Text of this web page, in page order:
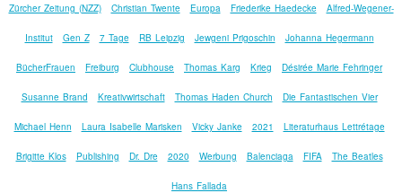
Zürcher Zeitung (NZZ) Christian Twente Europa Friederike Haedecke Alfred-Wegener-
Institut Gen Z 7 Tage RB Leipzig Jewgeni Prigoschin Johanna Hegermann
BücherFrauen Freiburg Clubhouse Thomas Karg Krieg Désirée Marie Fehringer
Susanne Brand Kreativwirtschaft Thomas Haden Church Die Fantastischen Vier
Michael Henn Laura Isabelle Marisken Vicky Janke 2021 Literaturhaus Lettrétage
Brigitte Klos Publishing Dr. Dre 2020 Werbung Balenciaga FIFA The Beatles
Hans Fallada